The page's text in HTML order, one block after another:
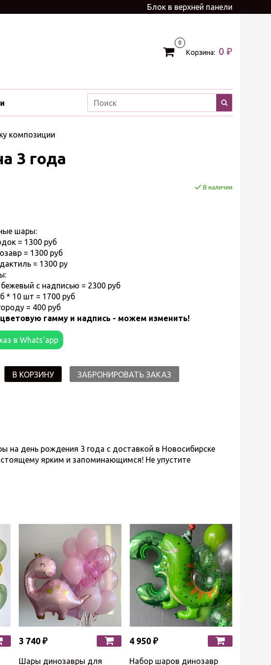
Блок в верхней панели
0
Корзина: 0 ₽
композиции
3 года
В наличии
шары:
= 1300 руб
= 1300 руб
= 1300 ру
с надписью = 2300 руб
* 10 шт = 1700 руб
= 400 руб
гамму и надпись - можем изменить!
в Whats'app
В КОРЗИНУ ЗАБРОНИРОВАТЬ ЗАКАЗ
день рождения 3 года с доставкой в Новосибирске
ярким и запоминающимся! Не упустите
3 740 ₽
Шары динозавры для
4 950 ₽
Набор шаров динозавр